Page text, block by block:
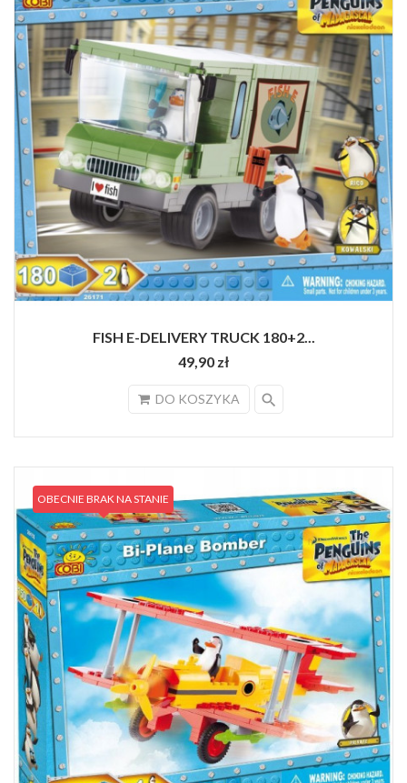
FISH E-DELIVERY TRUCK 180+2...
49,90 zł
DO KOSZYKA search
OBECNIE BRAK NA STANIE